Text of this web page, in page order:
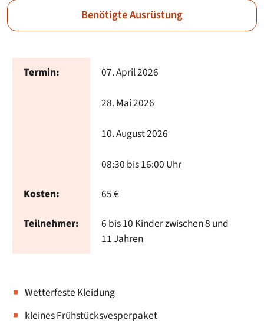
Benötigte Ausrüstung
Termin: 07. April 2026
28. Mai 2026
10. August 2026
08:30 bis 16:00 Uhr
Kosten:
65 €
Teilnehmer:
6 bis 10 Kinder zwischen 8 und
11 Jahren
Wetterfeste Kleidung
kleines Frühstücksvesperpaket